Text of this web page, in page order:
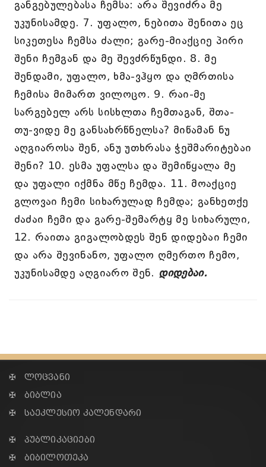
განგებულებასა ჩემსა: არა შევიძრა მე
უკუნისამდე. 7. უფალო, ნებითა შენითა ეც
სიკეთესა ჩემსა ძალი; გარე-მიაქციე პირი
შენი ჩემგან და მე შევძრწუნდი. 8. მე
შენდამი, უფალო, ხმა-ვჰყო და ღმრთისა
ჩემისა მიმართ ვილოცო. 9. რაი-მე
სარგებელ არს სისხლთა ჩემთაგან, შთა-
თუ-ვიდე მე განსახრწნელსა? მიწამან ნუ
აღგიაროსა შენ, ანუ უთხრასა ჭეშმარიტებაი
შენი? 10. ესმა უფალსა და შემიწყალა მე
და უფალი იქმნა მწე ჩემდა. 11. მოაქციე
გლოვაი ჩემი სიხარულად ჩემდა; განხეთქე
ძაძაი ჩემი და გარე-შემარტყ მე სიხარული,
12. რაითა გიგალობდეს შენ დიდებაი ჩემი
და არა შევინანო, უფალო ღმერთო ჩემო,
უკუნისამდე აღგიარო შენ. დიდებაი.
✠ ლოცვანი
✠ ბიბლია
✠ საეკლესიო კალენდარი
✠ პუბლიკაციები
✠ ბიბილოთეკა